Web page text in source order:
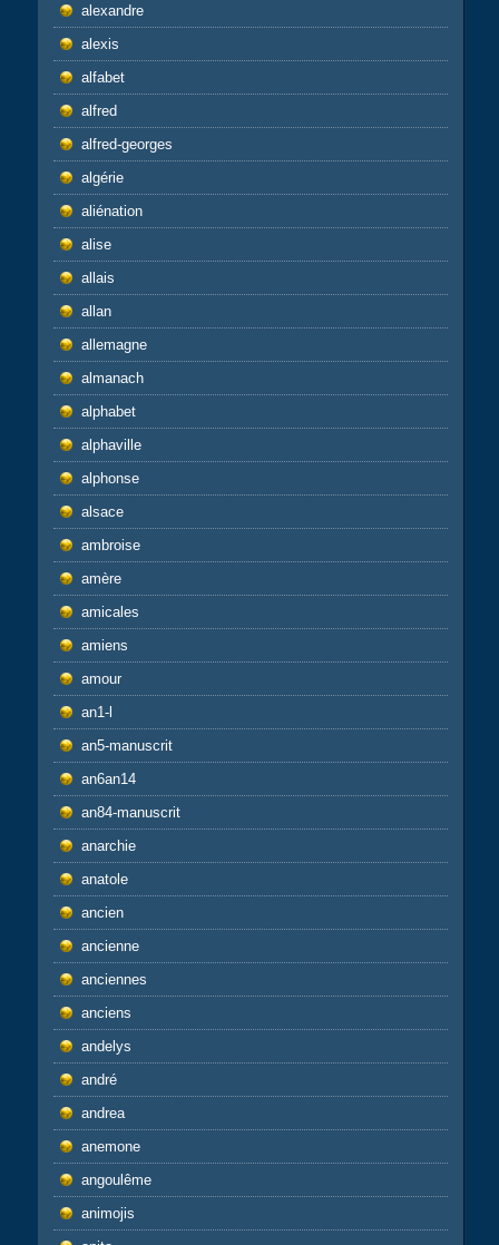
alexandre
alexis
alfabet
alfred
alfred-georges
algérie
aliénation
alise
allais
allan
allemagne
almanach
alphabet
alphaville
alphonse
alsace
ambroise
amère
amicales
amiens
amour
an1-l
an5-manuscrit
an6an14
an84-manuscrit
anarchie
anatole
ancien
ancienne
anciennes
anciens
andelys
andré
andrea
anemone
angoulême
animojis